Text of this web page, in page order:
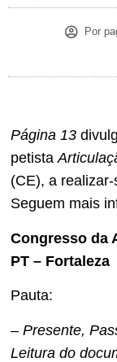
Por
Página 13
petista
(CE), a
Seguem mais
Congresso da
PT – Fortaleza
Pauta:
– Presente,
Leitura do